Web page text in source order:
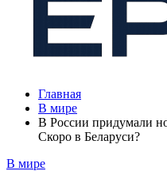
Главная
В мире
В России придумали
Скоро в Беларуси?
В мире